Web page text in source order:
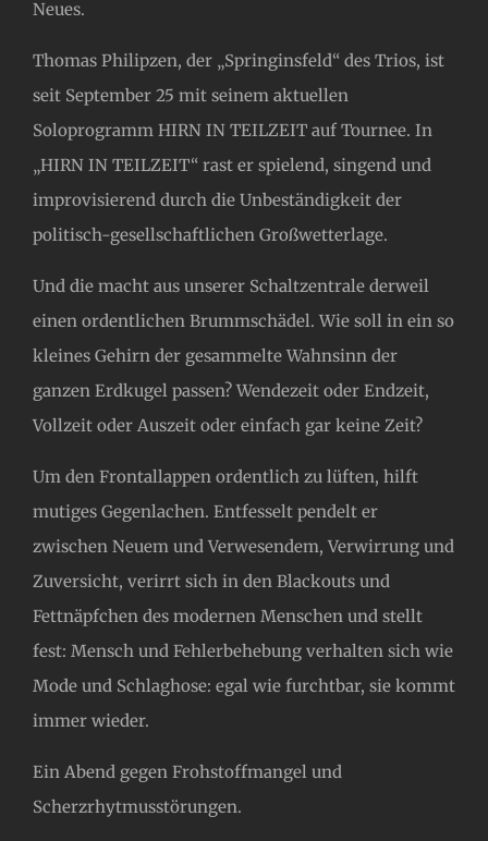
Neues.
Thomas Philipzen, der „Springinsfeld“ des Trios, ist
seit September 25 mit seinem aktuellen
Soloprogramm HIRN IN TEILZEIT auf Tournee. In
„HIRN IN TEILZEIT“ rast er spielend, singend und
improvisierend durch die Unbeständigkeit der
politisch-gesellschaftlichen Großwetterlage.
Und die macht aus unserer Schaltzentrale derweil
einen ordentlichen Brummschädel. Wie soll in ein so
kleines Gehirn der gesammelte Wahnsinn der
ganzen Erdkugel passen? Wendezeit oder Endzeit,
Vollzeit oder Auszeit oder einfach gar keine Zeit?
Um den Frontallappen ordentlich zu lüften, hilft
mutiges Gegenlachen. Entfesselt pendelt er
zwischen Neuem und Verwesendem, Verwirrung und
Zuversicht, verirrt sich in den Blackouts und
Fettnäpfchen des modernen Menschen und stellt
fest: Mensch und Fehlerbehebung verhalten sich wie
Mode und Schlaghose: egal wie furchtbar, sie kommt
immer wieder.
Ein Abend gegen Frohstoffmangel und
Scherzrhytmusstörungen.